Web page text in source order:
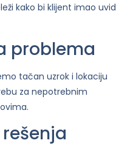
kako bi klijent imao uvid
problema
tačan uzrok i lokaciju
za nepotrebnim